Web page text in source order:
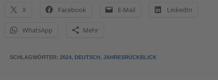
X Facebook E-Mail LinkedIn
WhatsApp Mehr
SCHLAGWÖRTER: 2024, DEUTSCH, JAHRESRÜCKBLICK